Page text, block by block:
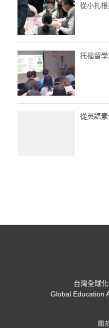
從小扎
托福留
從英語
台灣全球
Global Education
關